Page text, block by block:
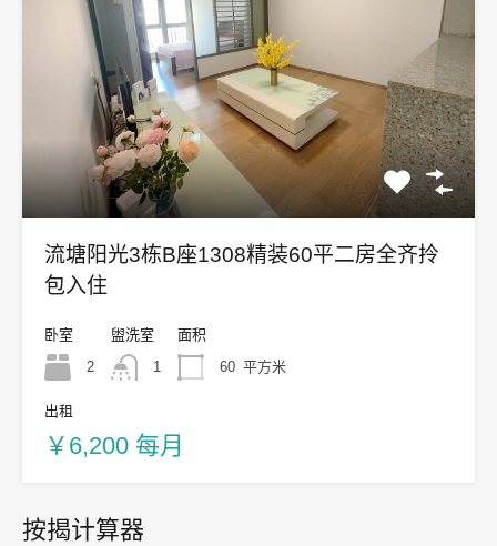
流塘阳光3栋B座1308精装60平二房全齐拎
包入住
卧室
2
盥洗室
1
面积
60 平方米
出租
￥6,200 每月
按揭计算器